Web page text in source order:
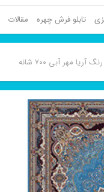
تابلو فرش چهره مقالات